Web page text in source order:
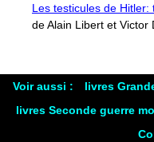
Les testicules de
de Alain Libert et Victor
Voir aussi : livres
livres Seconde guerre